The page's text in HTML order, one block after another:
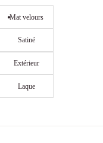
Mat velours
Satiné
Extérieur
Laque